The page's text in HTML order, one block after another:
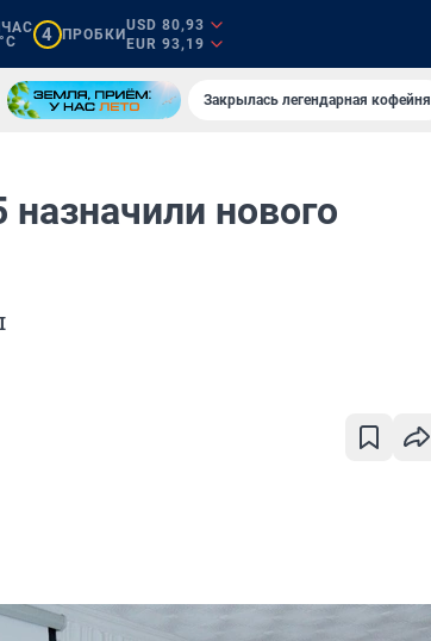
4 ПРОБКИ
USD 80,93
EUR 93,19
Закрылась легендарная кофейня
нового